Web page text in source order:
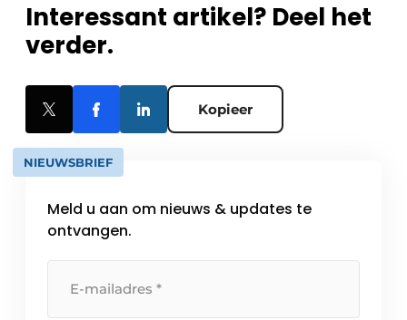
Interessant artikel? Deel het
verder.
Kopieer
NIEUWSBRIEF
Meld u aan om nieuws & updates te
ontvangen.